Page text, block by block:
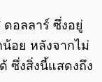
ดอลลาร์ ซึ่งอยู่
น้อย หลังจากไม่
ซึ่งสิ่งนี้แสดงถึง